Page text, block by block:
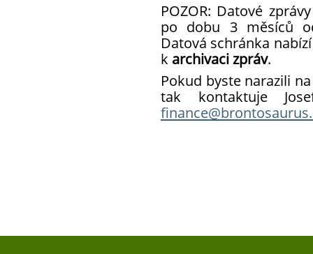
POZOR: Datové
po dobu 3 měsíců
Datová schránka
k archivaci zpráv.
Pokud byste narazili
tak kontaktuje